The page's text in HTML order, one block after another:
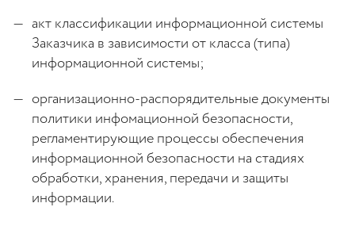
акт классификации информационной системы
Заказчика в зависимости от класса (типа)
информационной системы;
организационно-распорядительные документы
политики инфомационной безопасности,
регламентирующие процессы обеспечения
информационной безопасности на стадиях
обработки, хранения, передачи и защиты
информации.